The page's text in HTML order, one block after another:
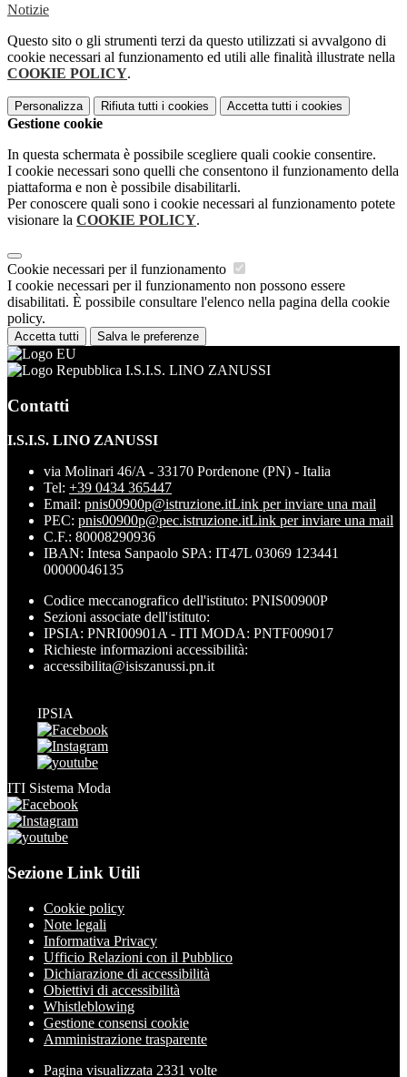
Notizie
Questo sito o gli strumenti terzi da questo utilizzati si avvalgono di
cookie necessari al funzionamento ed utili alle finalità illustrate nella
COOKIE POLICY.
Personalizza Rifiuta tutti i cookies Accetta tutti i cookies
Gestione cookie
In questa schermata è possibile scegliere quali cookie consentire.
I cookie necessari sono quelli che consentono il funzionamento della
piattaforma e non è possibile disabilitarli.
Per conoscere quali sono i cookie necessari al funzionamento potete
visionare la COOKIE POLICY.
Cookie necessari per il funzionamento
I cookie necessari per il funzionamento non possono essere
disabilitati. È possibile consultare l'elenco nella pagina della cookie
policy.
Accetta tutti Salva le preferenze
I.S.I.S. LINO ZANUSSI
Contatti
I.S.I.S. LINO ZANUSSI
via Molinari 46/A - 33170 Pordenone (PN) - Italia
Tel: +39 0434 365447
Email: pnis00900p@istruzione.itLink per inviare una mail
PEC: pnis00900p@pec.istruzione.itLink per inviare una mail
C.F.: 80008290936
IBAN: Intesa Sanpaolo SPA: IT47L 03069 123441
00000046135
Codice meccanografico dell'istituto: PNIS00900P
Sezioni associate dell'istituto:
IPSIA: PNRI00901A - ITI MODA: PNTF009017
Richieste informazioni accessibilità:
accessibilita@isiszanussi.pn.it
IPSIA
ITI Sistema Moda
Sezione Link Utili
Cookie policy
Note legali
Informativa Privacy
Ufficio Relazioni con il Pubblico
Dichiarazione di accessibilità
Obiettivi di accessibilità
Whistleblowing
Gestione consensi cookie
Amministrazione trasparente
Pagina visualizzata 2331 volte